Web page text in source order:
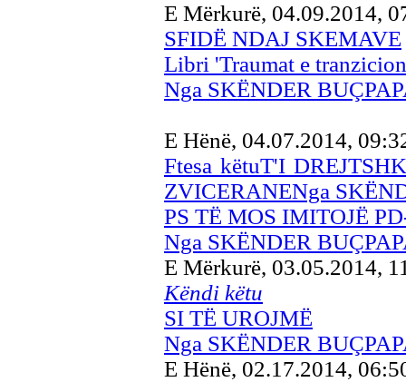
E Mërkurë, 04.09.2014,
SFIDË NDAJ SKEMAVE
Libri 'Traumat e
Nga SKËNDER
E Hënë, 04.07.2014,
Ftesa këtuT'I
ZVICERANENga
PS TË MOS IMITOJË
Nga SKËNDER
E Mërkurë, 03.05.2014,
Këndi këtu
SI TË UROJMË
Nga SKËNDER
E Hënë, 02.17.2014,